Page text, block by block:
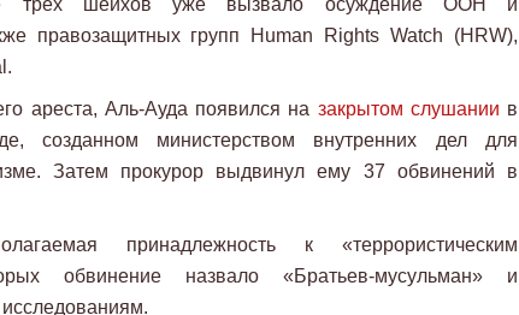
трех шейхов уже вызвало осуждение ООН и
правозащитных групп Human Rights Watch (HRW),
ареста, Аль-Ауда появился на закрытом слушании в
созданном министерством внутренних дел для
Затем прокурор выдвинул ему 37 обвинений в
принадлежность к «террористическим
обвинение назвало «Братьев-мусульман» и